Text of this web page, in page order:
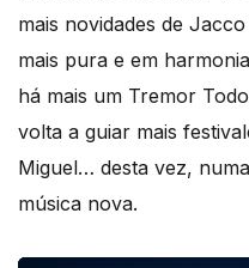
mais novidades de
mais pura e em
há mais um Tremor
volta a guiar mais
Miguel… desta vez,
música nova.